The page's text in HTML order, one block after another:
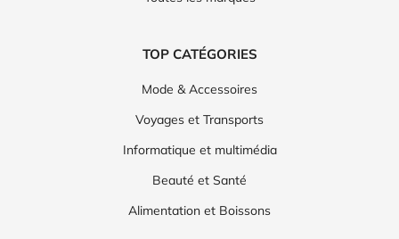
TOP CATÉGORIES
Mode & Accessoires
Voyages et Transports
Informatique et multimédia
Beauté et Santé
Alimentation et Boissons